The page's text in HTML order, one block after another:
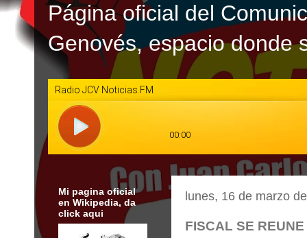
Página oficial del
Genovés, espacio donde
lunes, 16 de marzo
FISCAL SE
Mi pagina oficial
en Wikipedia, da
click aqui